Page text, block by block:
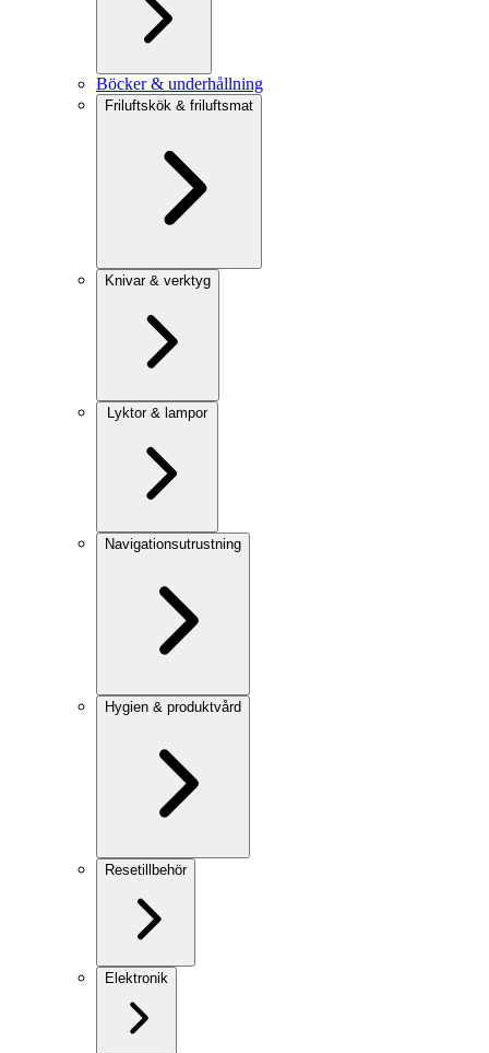
Böcker & underhållning
Friluftskök & friluftsmat
Knivar & verktyg
Lyktor & lampor
Navigationsutrustning
Hygien & produktvård
Resetillbehör
Elektronik